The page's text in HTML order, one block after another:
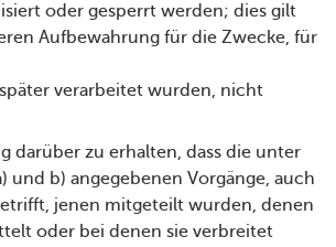
oder gesperrt werden; dies gilt
Aufbewahrung für die Zwecke, für
verarbeitet wurden, nicht
darüber zu erhalten, dass die unter
und b) angegebenen Vorgänge, auch
jenen mitgeteilt wurden, denen
oder bei denen sie verbreitet